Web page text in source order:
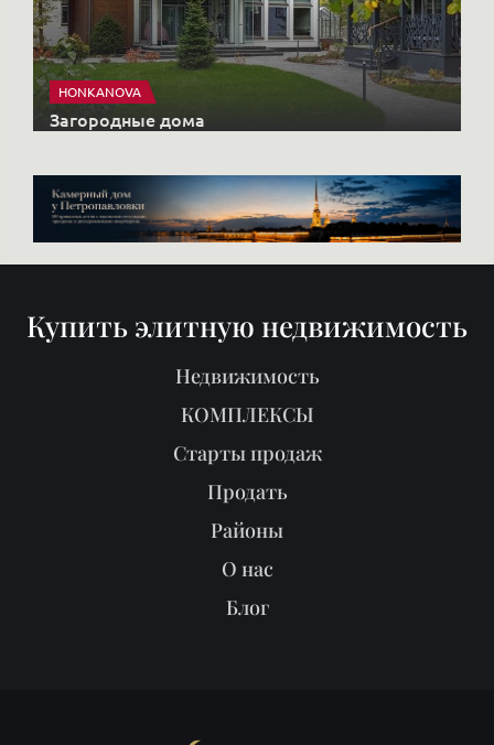
HONKANOVA
Загородные дома
Купить элитную недвижимость
Недвижимость
КОМПЛЕКСЫ
Старты продаж
Продать
Районы
О нас
Блог